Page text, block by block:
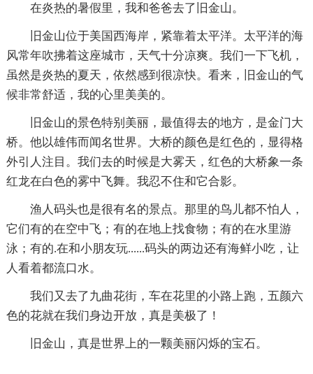
在炎热的暑假里，我和爸爸去了旧金山。
旧金山位于美国西海岸，紧靠着太平洋。太平洋的海
风常年吹拂着这座城市，天气十分凉爽。我们一下飞机，
虽然是炎热的夏天，依然感到很凉快。看来，旧金山的气
候非常舒适，我的心里美美的。
旧金山的景色特别美丽，最值得去的地方，是金门大
桥。他以雄伟而闻名世界。大桥的颜色是红色的，显得格
外引人注目。我们去的时候是大雾天，红色的大桥象一条
红龙在白色的雾中飞舞。我忍不住和它合影。
渔人码头也是很有名的景点。那里的鸟儿都不怕人，
它们有的在空中飞；有的在地上找食物；有的在水里游
泳；有的.在和小朋友玩......码头的两边还有海鲜小吃，让
人看着都流口水。
我们又去了九曲花街，车在花里的小路上跑，五颜六
色的花就在我们身边开放，真是美极了！
旧金山，真是世界上的一颗美丽闪烁的宝石。